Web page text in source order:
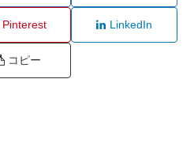
Pinterest LinkedIn
コピー